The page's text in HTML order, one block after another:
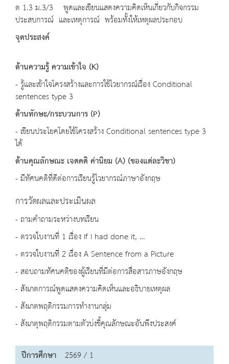
ต 1.3 ม.3/3 พูดและเขียนแสดงความคิดเห็นเกี่ยวกับกิจกรรม
ประสบการณ์ และเหตุการณ์ พร้อมทั้งให้เหตุผลประกอบ
จุดประสงค์
ด้านความรู้ ความเข้าใจ (K)
- รู้และเข้าใจโครงสร้างและการใช้ไวยากรณ์เรื่อง Conditional
sentences type 3
ด้านทักษะ/กระบวนการ (P)
- เขียนประโยคโดยใช้โครงสร้าง Conditional sentences type 3
ได้
ด้านคุณลักษณะ เจตคติ ค่านิยม (A) (ของแต่ละวิชา)
- มีทัศนคติที่ดีต่อการเรียนรู้ไวยากรณ์ภาษาอังกฤษ
การวัดผลและประเมินผล
- ถามคำถามระหว่างบทเรียน
- ตรวจใบงานที่ 1 เรื่อง If I had done it, …
- ตรวจใบงานที่ 2 เรื่อง A Sentence from a Picture
- สอบถามทัศนคติของผู้เรียนที่มีต่อการสื่อสารภาษอังกฤษ
- สังเกตการณ์พูดแสดงความคิดเห็นและอธิบายเหตุผล
- สังเกตพฤติกรรมการทำงานกลุ่ม
- สังเกตุพฤติกรรมตามตัวบ่งชี้คุณลักษณะอันพึงประสงค์
ปีการศึกษา 2569 / 1